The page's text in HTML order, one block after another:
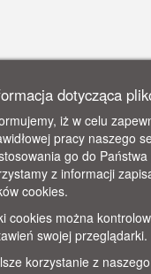
dotycząca
iż w celu
pracy naszego
go do
z informacji
cookies.
cookies można
swojej przeglądarki.
korzystanie z